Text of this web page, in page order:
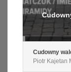
Cudowny
Piotr Kajetan